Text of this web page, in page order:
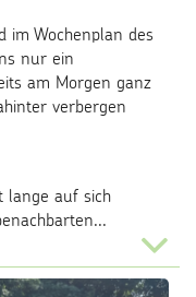
im Wochenplan des
nur ein
am Morgen ganz
verbergen
lange auf sich